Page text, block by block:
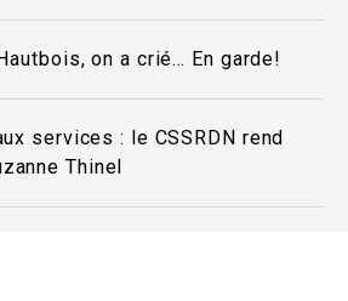
on a crié… En garde!
services : le CSSRDN rend
Thinel